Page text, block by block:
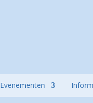
Evenementen